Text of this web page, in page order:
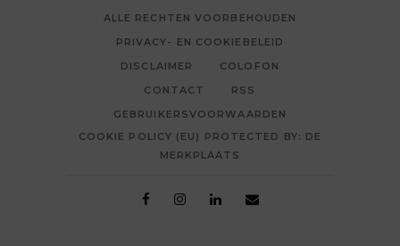
ALLE RECHTEN VOORBEHOUDEN
PRIVACY- EN COOKIEBELEID
DISCLAIMER
COLOFON
CONTACT
RSS
GEBRUIKERSVOORWAARDEN
COOKIE POLICY (EU) PROTECTED BY: DE
MERKPLAATS